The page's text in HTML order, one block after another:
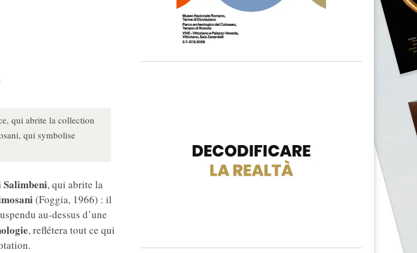
qui abrite la collection
qui symbolise
, qui abrite la
(Foggia, 1966) : il
au-dessus d’une
, reflétera tout ce qui